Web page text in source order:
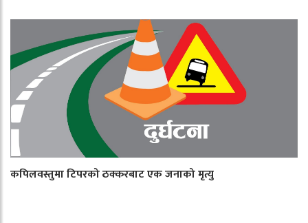
कपिलवस्तुमा टिपरको ठक्करबाट एक जनाको मृत्यु